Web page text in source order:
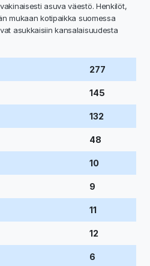
asuva väestö. Henkilöt,
mukaan kotipaikka suomessa
asukkaisiin kansalaisuudesta
277
145
132
48
10
9
11
12
6